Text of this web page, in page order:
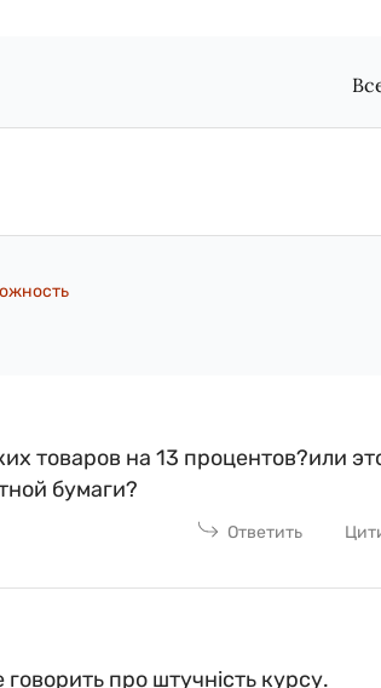
товаров на 13 процентов?или
бумаги?
Ответить
про штучність курсу.